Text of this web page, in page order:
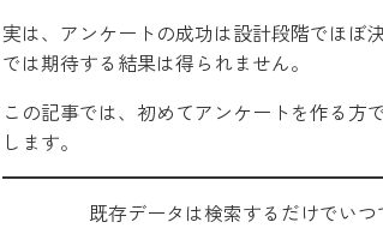
実は、アンケートの成功は設計段階でほぼ
では期待する結果は得られません。
この記事では、初めてアンケートを作る
します。
既存データは検索するだけでい